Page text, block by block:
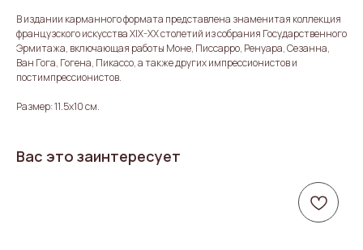
В издании карманного формата представлена знаменитая коллекция
французского искусства XIX-XX столетий из собрания Государственного
Эрмитажа, включающая работы Моне, Писсарро, Ренуара, Сезанна,
Ван Гога, Гогена, Пикассо, а также других импрессионистов и
постимпрессионистов.
Размер: 11.5х10 см.
Вас это заинтересует